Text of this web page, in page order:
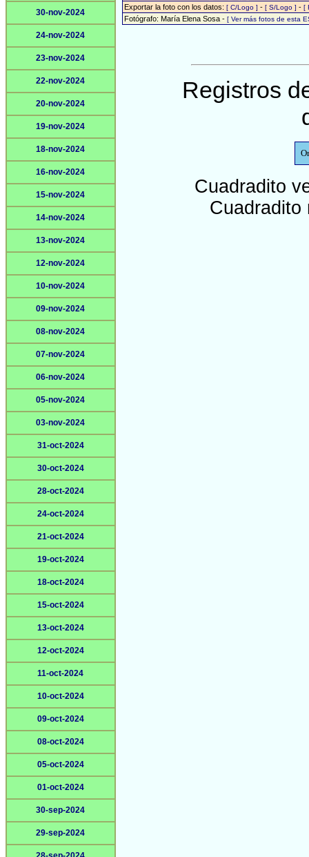
30-nov-2024
24-nov-2024
23-nov-2024
22-nov-2024
20-nov-2024
19-nov-2024
18-nov-2024
16-nov-2024
15-nov-2024
14-nov-2024
13-nov-2024
12-nov-2024
10-nov-2024
09-nov-2024
08-nov-2024
07-nov-2024
06-nov-2024
05-nov-2024
03-nov-2024
31-oct-2024
30-oct-2024
28-oct-2024
24-oct-2024
21-oct-2024
19-oct-2024
18-oct-2024
15-oct-2024
13-oct-2024
12-oct-2024
11-oct-2024
10-oct-2024
09-oct-2024
08-oct-2024
05-oct-2024
01-oct-2024
30-sep-2024
29-sep-2024
Exportar la foto con los datos: [ C/Logo ] - [ S/Logo ] - [
Fotógrafo: María Elena Sosa - [ Ver más fotos de esta
Registros
Cuadradito
Cuadradito